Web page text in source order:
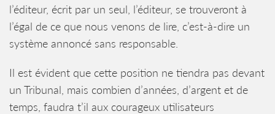
l’éditeur, écrit par un seul, l’éditeur, se trouveront à
l’égal de ce que nous venons de lire, c’est-à-dire un
système annoncé sans responsable.
Il est évident que cette position ne tiendra pas devant
un Tribunal, mais combien d’années, d’argent et de
temps, faudra t’il aux courageux utilisateurs